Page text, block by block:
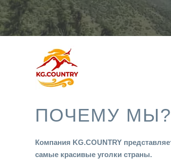
ПОЧЕМУ МЫ?
Компания KG.COUNTRY
самые красивые уголки страны.